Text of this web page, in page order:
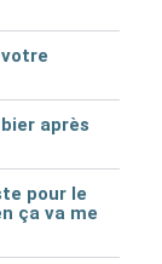
après
pour le
ça va me